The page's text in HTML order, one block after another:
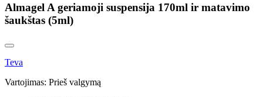
Almagel A geriamoji suspensija 170ml ir matavimo
šaukštas (5ml)
Teva
Vartojimas: Prieš valgymą